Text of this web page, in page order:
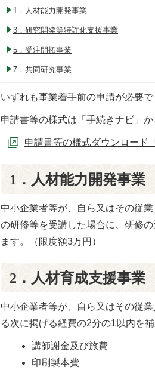
1．人材能力開発事業
3．研究開発等特許化支援事業
5．受注開拓事業
7．共同研究事業
いずれも事業着手前の申請が必要
申請書等の様式は「手続きナビ」か
申請書等の様式ダウンロード
1．人材能力開発事業
中小企業者等が、自ら又はその従
の研修等を受講した場合に、研修
ます。（限度額3万円）
2．人材育成支援事業
中小企業者等が、自ら又はその従
る次に掲げる経費の2分の1以内を
講師謝金及び旅費
印刷製本費